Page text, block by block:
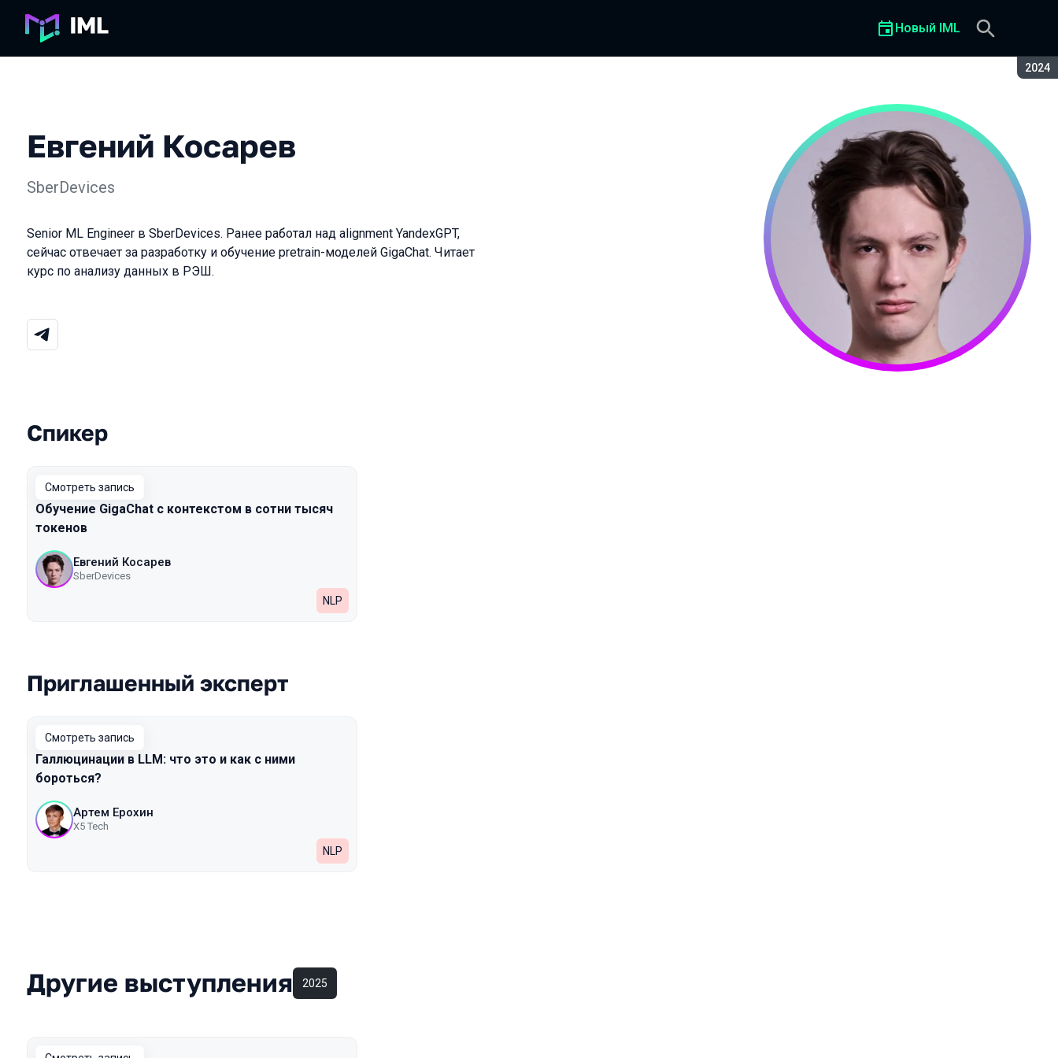
2024
Новый IML
Евгений Косарев
SberDevices
Senior ML Engineer в SberDevices. Ранее работал над alignment YandexGPT,
сейчас отвечает за разработку и обучение pretrain-моделей GigaChat. Читает
курс по анализу данных в РЭШ.
Выступления в сезоне 2024
Спикер
Смотреть запись
Обучение GigaChat с контекстом в сотни тысяч
токенов
Евгений Косарев
SberDevices
NLP
Приглашенный эксперт
Смотреть запись
Галлюцинации в LLM: что это и как с ними
бороться?
Артем Ерохин
X5 Tech
NLP
Другие выступления 2025